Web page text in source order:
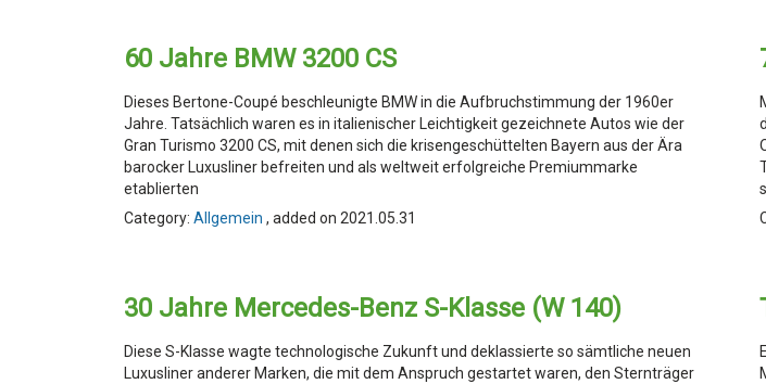
60 Jahre BMW 3200 CS
Dieses Bertone-Coupé beschleunigte BMW in die Aufbruchstimmung der 1960er
Jahre. Tatsächlich waren es in italienischer Leichtigkeit gezeichnete Autos wie der
Gran Turismo 3200 CS, mit denen sich die krisengeschüttelten Bayern aus der Ära
barocker Luxusliner befreiten und als weltweit erfolgreiche Premiummarke
etablierten
Category: Allgemein , added on 2021.05.31
30 Jahre Mercedes-Benz S-Klasse (W 140)
Diese S-Klasse wagte technologische Zukunft und deklassierte so sämtliche neuen
Luxusliner anderer Marken, die mit dem Anspruch gestartet waren, den Sternträger